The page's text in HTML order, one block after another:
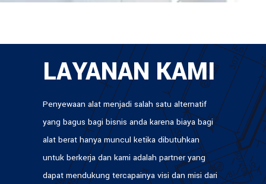
LAYANAN KAMI
Penyewaan alat menjadi salah satu alternatif
yang bagus bagi bisnis anda karena biaya bagi
alat berat hanya muncul ketika dibutuhkan
untuk berkerja dan kami adalah partner yang
dapat mendukung tercapainya visi dan misi dari